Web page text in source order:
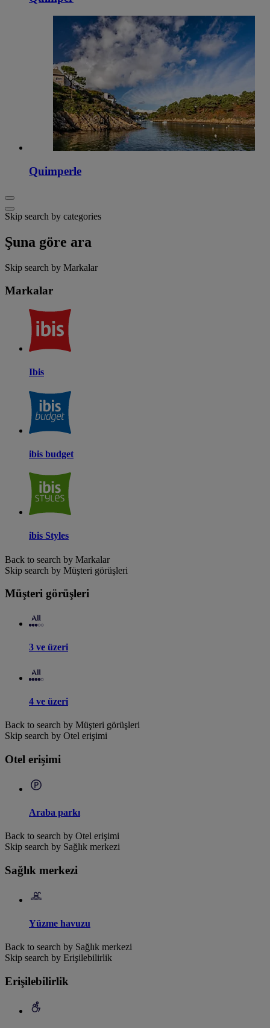
Quimperle
Skip search by categories
Şuna göre ara
Skip search by Markalar
Markalar
Ibis
ibis budget
ibis Styles
Back to search by Markalar
Skip search by Müşteri görüşleri
Müşteri görüşleri
3 ve üzeri
4 ve üzeri
Back to search by Müşteri görüşleri
Skip search by Otel erişimi
Otel erişimi
Araba parkı
Back to search by Otel erişimi
Skip search by Sağlık merkezi
Sağlık merkezi
Yüzme havuzu
Back to search by Sağlık merkezi
Skip search by Erişilebilirlik
Erişilebilirlik